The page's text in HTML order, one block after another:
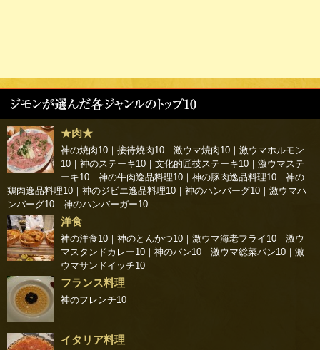
★肉★
神の焼肉10 ｜ 接待焼肉10 ｜ 激ウマ焼肉10 ｜ 激ウマホルモン
10 ｜ 神のステーキ10 ｜ 文化的匠技ステーキ10 ｜ 激ウマステ
ーキ10 ｜ 神の牛肉逸品料理10 ｜ 神の豚肉逸品料理10 ｜ 神の
鶏肉逸品料理10 ｜ 神のジビエ逸品料理10 ｜ 神のハンバーグ10 ｜ 激ウマハ
ンバーグ10 ｜ 神のハンバーガー10
洋食
神の洋食10 ｜ 神のとんかつ10 ｜ 激ウマ海老フライ10 ｜ 激ウ
マスタンドカレー10 ｜ 神のパン10 ｜ 激ウマ総菜パン10 ｜ 激
ウマサンドイッチ10
フランス料理
神のフレンチ10
イタリア料理